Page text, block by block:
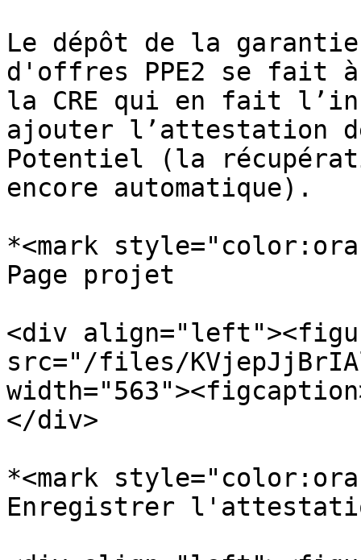
Le dépôt de la
d'offres PPE2 se fait
la CRE qui en fait
ajouter l’attestation
Potentiel (la
encore automatique).
*<mark
Page projet
<div
src="/files/
</div>
*<mark
Enregistrer